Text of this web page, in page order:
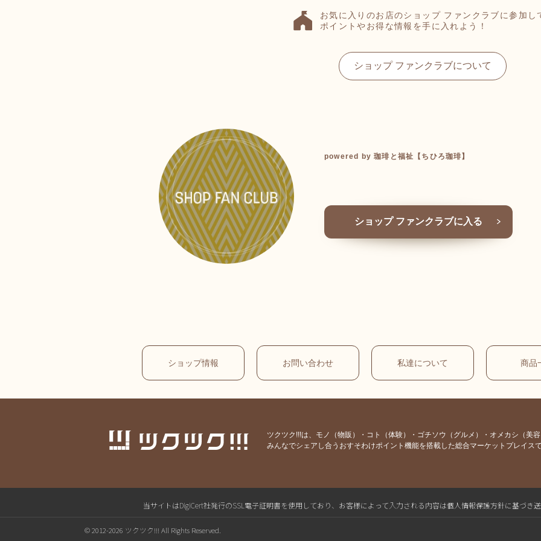
お気に入りのお店のショップ ファンクラブに参加し
ポイントやお得な情報を手に入れよう！
ショップ ファンクラブについて
powered by 珈琲と福祉【ちひろ珈琲】
ショップ ファンクラブに入る
ショップ情報 お問い合わせ 私達について 商品
ツクツク!!!は、モノ（物販）・コト（体験）・ゴチソウ（グルメ）・オメカシ（美
みんなでシェアし合うおすそわけポイント機能を搭載した総合マーケットプレイス
当サイトはDigiCert社発行のSSL電子証明書を使用しており、お客様によって入力される内容は個人情報保護方針に基づき
© 2012-2026 ツクツク!!! All Rights Reserved.